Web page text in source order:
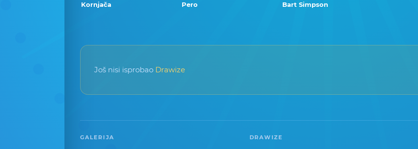
Kornjača Pero Bart Simpson
Još nisi isprobao Drawize
GALERIJA DRAWIZE